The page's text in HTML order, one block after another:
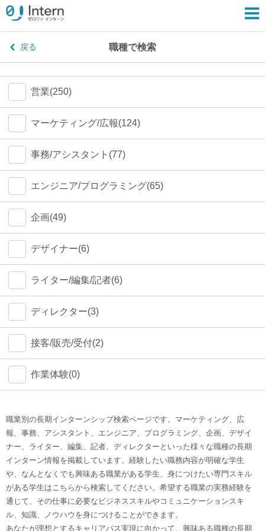
戻る 職種で検索
営業(250)
マーケティング/広報(124)
事務/アシスタント(77)
エンジニア/プログラミング(65)
企画(49)
デザイナー(6)
ライター/編集/記者(6)
ディレクター(3)
接客/販売/受付(2)
作業体験(0)
職業別の長期インターンシップ検索ページです。マーケティング、広
報、事務、アシスタント、エンジニア、プログラミング、企画、デザイ
ナー、ライター、編集、記者、ディレクターといった様々な職種の長期
インターン情報を掲載しています。経験したい職務内容が明確な学生
や、なんとなくでも興味ある職業がある学生、身につけたい専門スキル
がある学生はこちらから検索してください。希望する職業の実務経験を
通じて、その仕事に必要なビジネススキルやコミュニケーションスキ
ル、知識、ノウハウを身につけることができます。
あなたが理想とするキャリアパス実現に向かって、興味ある職種の長期